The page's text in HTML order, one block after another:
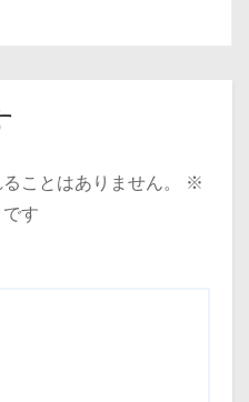
ことはありません。
※
す